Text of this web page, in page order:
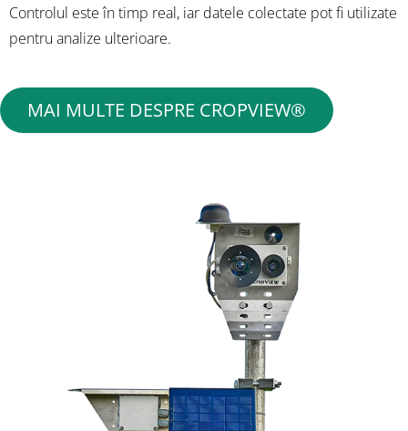
Controlul este în timp real, iar datele colectate pot fi utilizate
pentru analize ulterioare.
MAI MULTE DESPRE CROPVIEW®